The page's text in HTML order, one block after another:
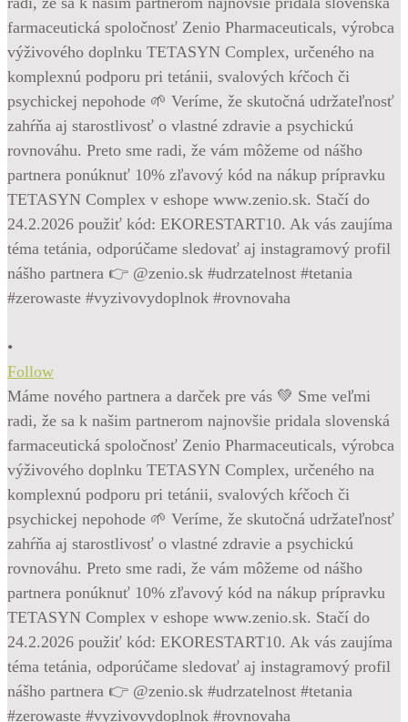
•
Follow
Máme nového partnera a darček pre vás 💚 Sme veľmi
radi, že sa k našim partnerom najnovšie pridala slovenská
farmaceutická spoločnosť Zenio Pharmaceuticals, výrobca
výživového doplnku TETASYN Complex, určeného na
komplexnú podporu pri tetánii, svalových kŕčoch či
psychickej nepohode 🌱 Veríme, že skutočná udržateľnosť
zahŕňa aj starostlivosť o vlastné zdravie a psychickú
rovnováhu. Preto sme radi, že vám môžeme od nášho
partnera ponúknuť 10% zľavový kód na nákup prípravku
TETASYN Complex v eshope www.zenio.sk. Stačí do
24.2.2026 použiť kód: EKORESTART10. Ak vás zaujíma
téma tetánia, odporúčame sledovať aj instagramový profil
nášho partnera 👉 @zenio.sk #udrzatelnost #tetania
#zerowaste #vyzivovydoplnok #rovnovaha